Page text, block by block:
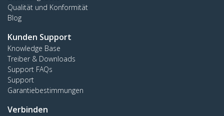
Qualität und Konformität
Blog
Kunden Support
Knowledge Base
Treiber & Downloads
Support FAQs
Support
Garantiebestimmungen
Verbinden